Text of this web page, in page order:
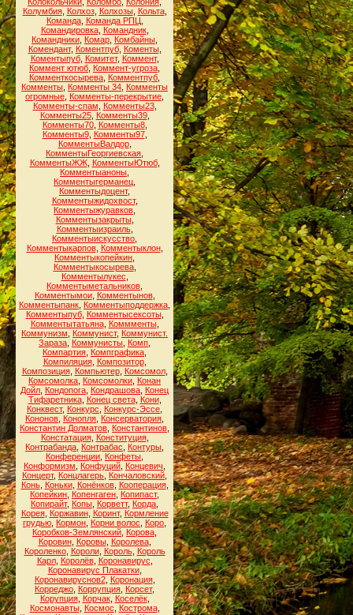
Колумбия, Колхоз, Колхозы, Кольта,
Команда, Команда РПЦ
Командировка, Командник,
Командники Комар Комбайны
Комендант, Коментпуб, Коменты,
Коментыпуб, Комитет, Коммент,
Коммент ютюб Коммент-угроза
Комменткосырева Комментпуб
Комменты Комменты 34 Комменты
огромные Комменты-перекрытие
Комменты-спам
Комменты23,
Комменты25, Комменты39,
Комменты70, Комменты8,
Комменты9, Комменты97,
КомментыВалдор,
КомментыГеоргиевская
КомментыЖЖ, КомментыЮтюб,
Комментыаноны
Комментыгерманец
Комментыдоцент,
Комментыжидохвост,
Комментыжуравков
Комментызакрыты,
Комментыизраиль,
Комментыискусство
Комментыкарпов, Комментыклон,
Комментыкопейкин
Комментыкосырева,
Комментылукес
Комментыметальников
Комментымои, Комментынов,
Комментыпанк Комментыподдержка
Комментыпуб, Комментысексоты,
Комментытатьяна, Коммменты,
Коммунизм
Коммунист, Коммунист.
Зараза Коммунисты Комп
Компартия Компграфика
Компиляция, Композитор,
Композиция, Компьютер, Комсомол,
Комсомолка Комсомолки Конан
Дойл Кондопога Кондрашова Конец
Тифаретника, Конец света, Кони,
Конквест, Конкурс Конкурс-Эссе
Кононов Конопля Консерватория
Константин Долматов Константинов
Констатация, Конституция,
Контрабанда Контрабас Контуры
Конференции Конфеты
Конформизм
Конфуций Концевич
Концерт, Концлагерь Кончаловский
Конь, Коньки, Конёнков, Кооперация,
Копейкин Копенгаген Копипаст,
Копирайт, Копы Корветт, Корда
Корея, Коржавин, Коринт, Кормление
грудью Кормон Корни волос Коро
Коробков-Землянский Корова
Коровин, Коровы, Королева,
Короленко, Короли, Король, Король
Карл, Королёв, Коронавирус
Коронавирус Плакатки,
Коронавируснов2, Коронация,
Корреджо Коррупция Корсет,
Корупция, Корчак, Коселёк,
Космонавты, Космос Кострома,